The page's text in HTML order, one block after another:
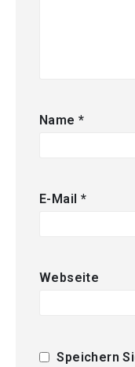
Name *
E-Mail *
Webseite
Speichern